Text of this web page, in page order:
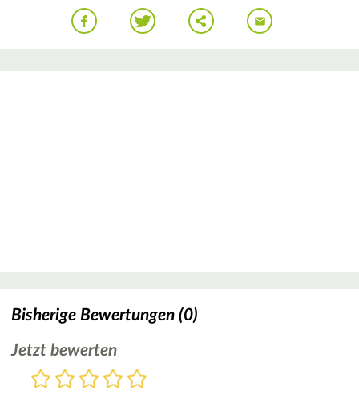
Bisherige Bewertungen (0)
Jetzt bewerten
Bewertung
5
4
3
2
1